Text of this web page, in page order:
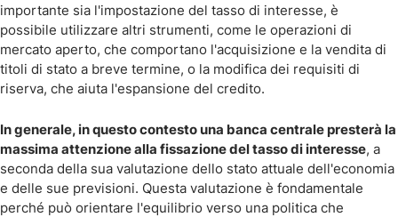
importante sia l'impostazione del tasso di interesse, è
possibile utilizzare altri strumenti, come le operazioni di
mercato aperto, che comportano l'acquisizione e la vendita di
titoli di stato a breve termine, o la modifica dei requisiti di
riserva, che aiuta l'espansione del credito.
In generale, in questo contesto una banca centrale presterà la
massima attenzione alla fissazione del tasso di interesse, a
seconda della sua valutazione dello stato attuale dell'economia
e delle sue previsioni. Questa valutazione è fondamentale
perché può orientare l'equilibrio verso una politica che